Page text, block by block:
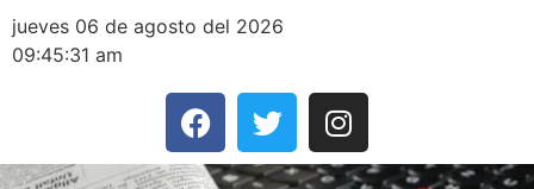
jueves 06 de agosto del 2026
09:45:31 am